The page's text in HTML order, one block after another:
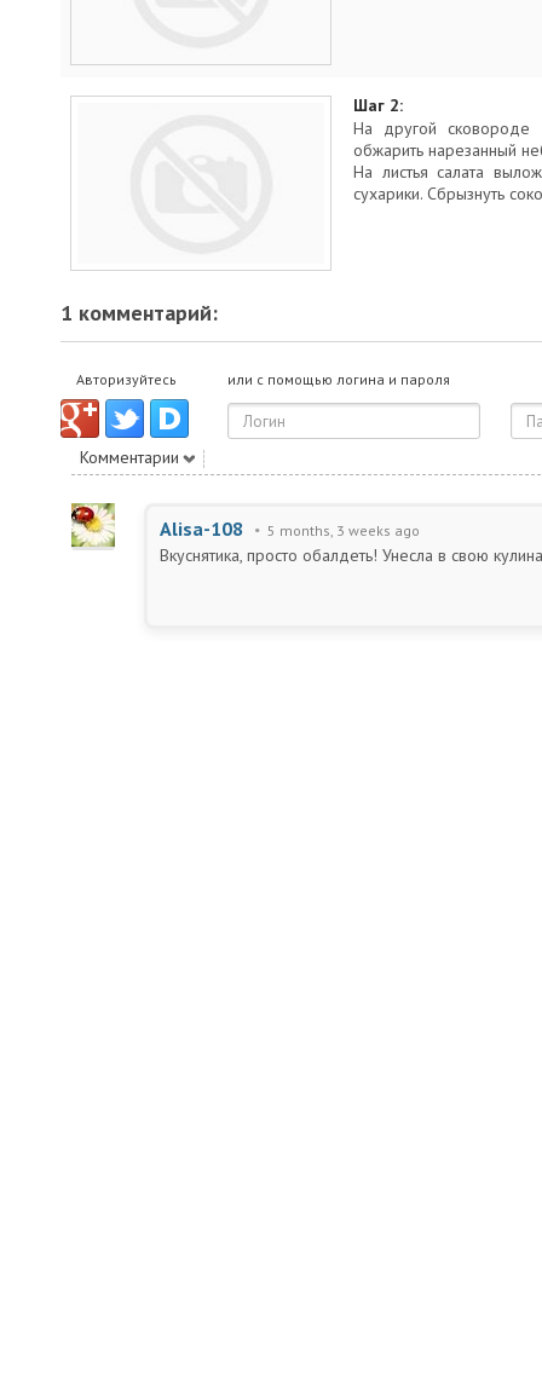
Шаг 2:
На другой сковороде
обжарить нарезанный
На листья салата
сухарики. Сбрызнуть
1 комментарий:
Авторизуйтесь или с помощью логина и пароля
Комментарии
Alisa-108 5 months, 3 weeks ago
Вкуснятика, просто обалдеть! Унесла в свою